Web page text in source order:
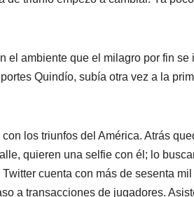
el ambiente que el milagro por fin se
Quindío, subía otra vez a la
los triunfos del América. Atrás
quieren una selfie con él; lo
cuenta con más de sesenta
a transacciones de jugadores.